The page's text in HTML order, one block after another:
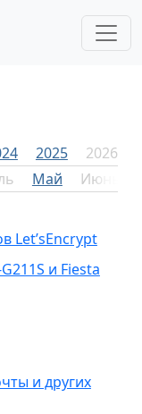
2025
2026
Май Июнь
Let’sEncrypt
и Fiesta
и других